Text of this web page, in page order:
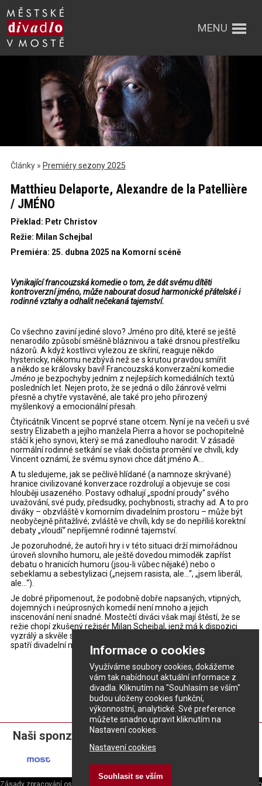
Informace o cookies
Využíváme soubory cookies, dokážeme
vám tak nabídnout aktuální informace z
divadla. Kliknutím na "Souhlasím se vším"
budou uloženy cookies funkční,
výkonnostní, analytické. Své preference
můžete snadno upravit kliknutím na
Nastavení cookies.
Nastavení cookies
Souhlasit se vším
MENU
Články » Premiéry sezony 2025
Matthieu Delaporte, Alexandre de la Patellière
/ JMÉNO
Překlad: Petr Christov
Režie: Milan Schejbal
Premiéra: 25. dubna 2025 na Komorní scéně
Vynikající francouzská komedie o tom, že dát svému dítěti
kontroverzní jméno, může nabourat dosud harmonické přátelské i
rodinné vztahy a odhalit nečekaná tajemství.
Co všechno zaviní jediné slovo? Jméno pro dítě, které se ještě
nenarodilo způsobí směšně bláznivou a také drsnou přestřelku
názorů. A když kostlivci vylezou ze skříní, reaguje někdo
hystericky, někomu nezbývá než se s krutou pravdou smířit
a někdo se královsky baví! Francouzská konverzační komedie
Jméno je bezpochyby jedním z nejlepších komediálních textů
posledních let. Nejen proto, že se jedná o dílo žánrově velmi
přesně a chytře vystavěné, ale také pro jeho přirozený
myšlenkový a emocionální přesah.
Čtyřicátník Vincent se poprvé stane otcem. Nyní je na večeři u své
sestry Elizabeth a jejího manžela Pierra a hovor se pochopitelně
stáčí k jeho synovi, který se má zanedlouho narodit. V zásadě
normální rodinné setkání se však dočista promění ve chvíli, kdy
Vincent oznámí, že svému synovi chce dát jméno A…
A tu sledujeme, jak se pečlivě hlídané (a namnoze skrývané)
hranice civilizované konverzace rozdrolují a objevuje se cosi
hlouběji usazeného. Postavy odhalují „spodní proudy“ svého
uvažování, své pudy, předsudky, pochybnosti, strachy ad. A to pro
diváky – obzvláště v komorním divadelním prostoru – může být
neobyčejně přitažlivé; zvláště ve chvíli, kdy se do nepříliš korektní
debaty „vloudí“ nepříjemné rodinné tajemství.
Je pozoruhodné, že autoři hry i v této situaci drží mimořádnou
úroveň slovního humoru, ale ještě dovedou mimoděk zapříst
debatu o hranicích humoru (jsou-li vůbec nějaké) nebo o
sebeklamu a sebestylizaci („nejsem rasista, ale…“, „jsem liberál,
ale…“).
Je dobré připomenout, že podobně dobře napsaných, vtipných,
dojemných i neúprosných komedií není mnoho a jejich
inscenování není snadné. Mostečtí diváci však mají štěstí, že se
režie chopí zkušený režisér Milan Schejbal, jenž má k dispozici
vyzrálý a skvěle sehraný soubor. Díky takové konstelaci diváci
spatří divadelní mainstream co možná nejvyšší kvality.
Naši sponzoři: